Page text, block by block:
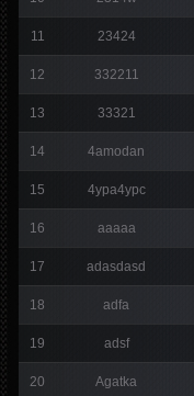
11 23424
12 332211
13 33321
14 4amodan
15 4ypa4ypc
16 aaaaa
17 adasdasd
18 adfa
19 adsf
20 Agatka